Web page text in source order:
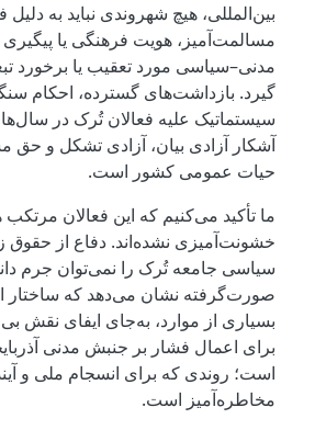
بین‌المللی، هیچ شهروندی نباید به دلیل
مسالمت‌آمیز، هویت فرهنگی یا
مدنی–سیاسی مورد تعقیب یا برخورد
گیرد. بازداشت‌های گسترده، احکام
سیستماتیک علیه فعالان تُرک در
آشکار آزادی بیان، آزادی تشکل و حق
حیات عمومی کشور است.
ما تأکید می‌کنیم که این فعالان مرتکب
خشونت‌آمیزی نشده‌اند. دفاع از حقوق
سیاسی جامعه تُرک را نمی‌توان جرم
صورت‌گرفته نشان می‌دهد که ساختار
بسیاری از موارد، به‌جای ایفای نقش
برای اعمال فشار بر جنبش مدنی
است؛ روندی که برای انسجام ملی و
مخاطره‌آمیز است.